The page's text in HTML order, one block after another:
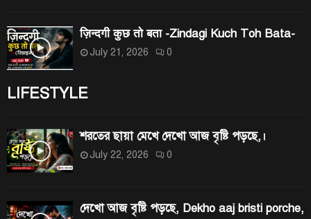
ज़िन्दगी कुछ तो बता -Zindagi Kuch Toh Bata-
July 21, 2026 0
LIFESTYLE
শরতের ছায়া মেখে দেখো আজ বৃষ্টি পড়ছে,।
July 22, 2026 0
দেখো আজ বৃষ্টি পড়ছে, Dekho aaj bristi porche,